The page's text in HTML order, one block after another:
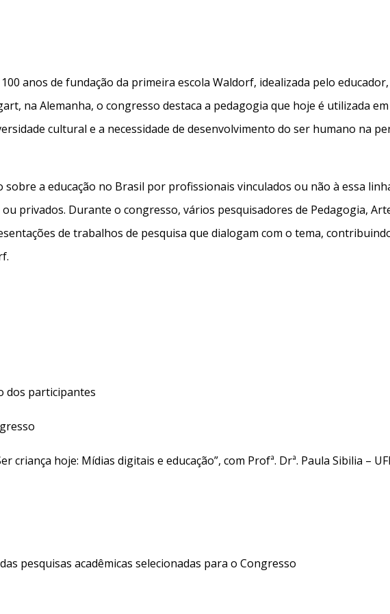
anos de fundação da primeira escola Waldorf, idealizada pelo
na Alemanha, o congresso destaca a pedagogia que hoje é utilizada
cultural e a necessidade de desenvolvimento do ser humano na
sobre a educação no Brasil por profissionais vinculados ou não à essa
privados. Durante o congresso, vários pesquisadores de Pedagogia,
de trabalhos de pesquisa que dialogam com o tema,
dos participantes
criança hoje: Mídias digitais e educação”, com Profª. Drª. Paula Sibilia –
pesquisas acadêmicas selecionadas para o Congresso